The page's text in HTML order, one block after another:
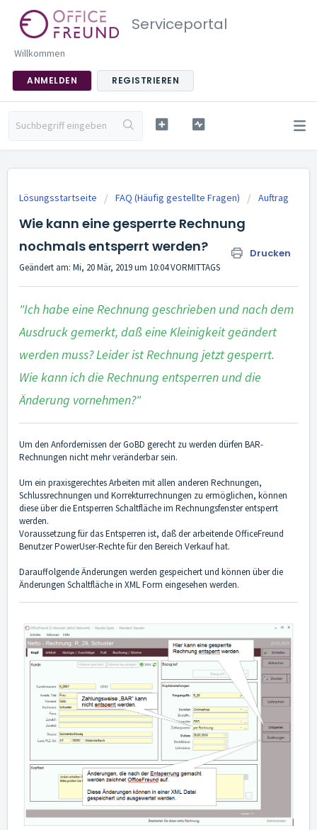
Serviceportal
Willkommen
ANMELDEN REGISTRIEREN
Lösungsstartseite FAQ (Häufig gestellte Fragen) Auftrag
Wie kann eine gesperrte Rechnung
nochmals entsperrt werden?
Drucken
Geändert am: Mi, 20 Mär, 2019 um 10:04 VORMITTAGS
"Ich habe eine Rechnung geschrieben und nach dem
Ausdruck gemerkt, daß eine Kleinigkeit geändert
werden muss?Leider ist Rechnung jetzt gesperrt.
Wie kann ich die Rechnung entsperren und die
Änderung vornehmen?"
Um den Anfordernissen derGoBD gerecht zu werden dürfen BAR-
Rechnungen nicht mehr veränderbar sein.
Um ein praxisgerechtes Arbeiten mit allen anderen Rechnungen,
Schlussrechnungen und Korrekturrechnungen zu ermöglichen, können
diese über die Entsperren Schaltfläche im Rechnungsfenster entsperrt
werden.
Voraussetzung für das Entsperren ist, daß der arbeitende OfficeFreund
Benutzer PowerUser-Rechte für den Bereich Verkauf hat.
Darauffolgende Änderungen werden gespeichert und können über die
Änderungen Schaltfläche in XML Form eingesehen werden.